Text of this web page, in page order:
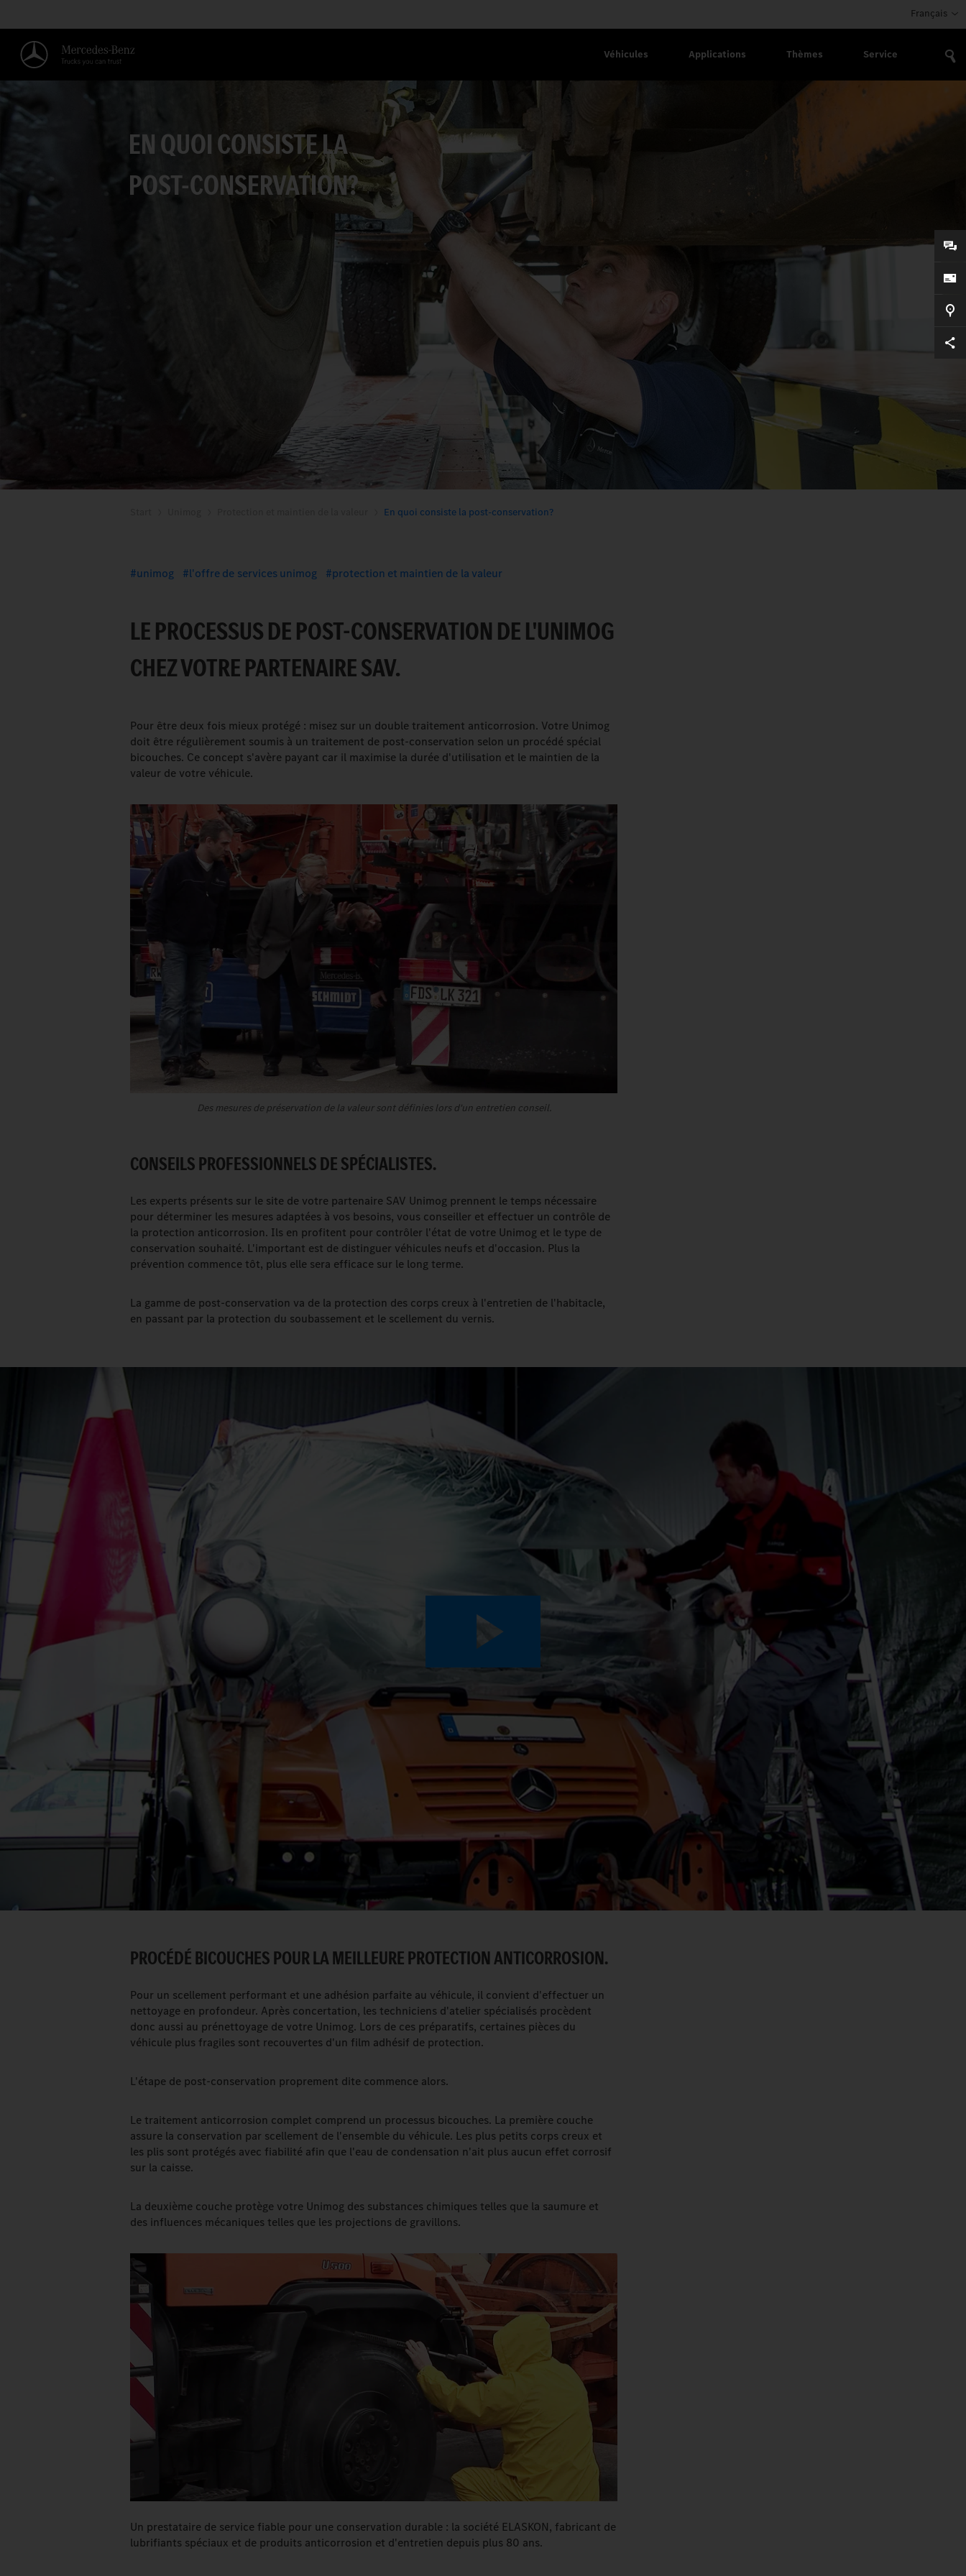
Français
Véhicules Applications Thèmes Service
EN QUOI CONSISTE LA
POST-CONSERVATION?
En quoi consiste la post-conservation?
unimog l'offre de services unimog protection et maintien de la valeur
LE PROCESSUS DE POST-CONSERVATION DE L'UNIMOG
CHEZ VOTRE PARTENAIRE SAV.
Pour être deux fois mieux protégé : misez sur un double traitement anticorrosion. Votre Unimog
doit être régulièrement soumis à un traitement de post-conservation selon un procédé spécial
bicouches. Ce concept s'avère payant car il maximise la durée d'utilisation et le maintien de la
valeur de votre véhicule.
Des mesures de préservation de la valeur sont définies lors d'un entretien conseil.
CONSEILS PROFESSIONNELS DE SPÉCIALISTES.
Les experts présents sur le site de votre partenaire SAV Unimog prennent le temps nécessaire
pour déterminer les mesures adaptées à vos besoins, vous conseiller et effectuer un contrôle de
la protection anticorrosion. Ils en profitent pour contrôler l'état de votre Unimog et le type de
conservation souhaité. L'important est de distinguer véhicules neufs et d'occasion. Plus la
prévention commence tôt, plus elle sera efficace sur le long terme.
La gamme de post-conservation va de la protection des corps creux à l'entretien de l'habitacle,
en passant par la protection du soubassement et le scellement du vernis.
Play
PROCÉDÉ BICOUCHES POUR LA MEILLEURE PROTECTION ANTICORROSION.
Pour un scellement performant et une adhésion parfaite au véhicule, il convient d'effectuer un
nettoyage en profondeur. Après concertation, les techniciens d'atelier spécialisés procèdent
donc aussi au prénettoyage de votre Unimog. Lors de ces préparatifs, certaines pièces du
véhicule plus fragiles sont recouvertes d'un film adhésif de protection.
L'étape de post-conservation proprement dite commence alors.
Le traitement anticorrosion complet comprend un processus bicouches. La première couche
assure la conservation par scellement de l'ensemble du véhicule. Les plus petits corps creux et
les plis sont protégés avec fiabilité afin que l'eau de condensation n'ait plus aucun effet corrosif
sur la caisse.
La deuxième couche protège votre Unimog des substances chimiques telles que la saumure et
des influences mécaniques telles que les projections de gravillons.
Un prestataire de service fiable pour une conservation durable : la société ELASKON, fabricant de
lubrifiants spéciaux et de produits anticorrosion et d'entretien depuis plus 80 ans.